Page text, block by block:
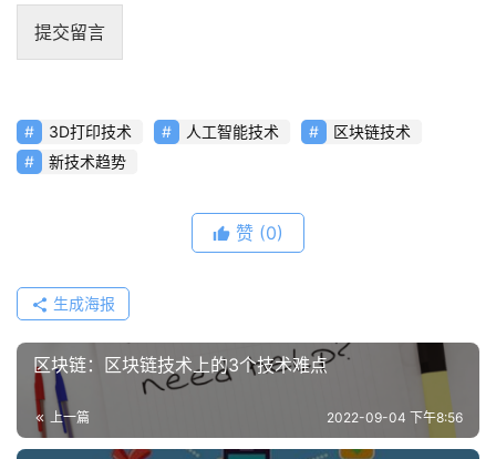
提交留言
3D打印技术 人工智能技术
区块链技术
新技术趋势
赞 (0)
生成海报
区块链：区块链技术上的3个技术难点
上一篇 2022-09-04 下午8:56